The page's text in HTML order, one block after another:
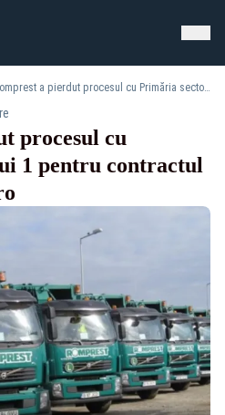
Romprest a pierdut procesul cu Primăria sectorului 1 pentru contractul de milioane de euro
procesul cu
1 pentru contractul